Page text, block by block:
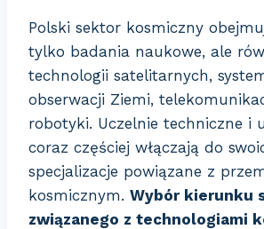
Polski sektor kosmiczny
tylko badania naukowe, ale
technologii satelitarnych,
obserwacji Ziemi,
robotyki. Uczelnie techniczne i
coraz częściej włączają do
specjalizacje powiązane z
kosmicznym. Wybór kierunku
związanego z technologiami